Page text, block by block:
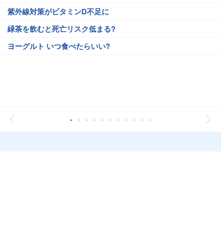
紫外線対策がビタミンD不足に
緑茶を飲むと死亡リスク低まる?
ヨーグルト いつ食べたらいい?